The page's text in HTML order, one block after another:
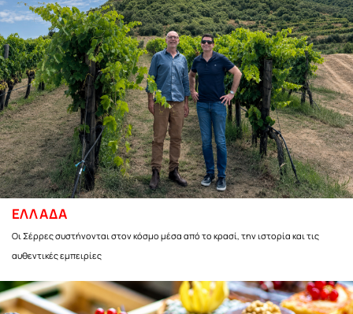
ΕΛΛΑΔΑ
Οι Σέρρες συστήνονται στον κόσμο μέσα από το κρασί, την ιστορία και τις
αυθεντικές εμπειρίες